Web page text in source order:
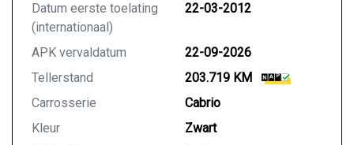
Datum eerste toelating
(internationaal)
22-03-2012
APK vervaldatum
22-09-2026
Tellerstand
203.719 KM
Carrosserie
Cabrio
Kleur
Zwart